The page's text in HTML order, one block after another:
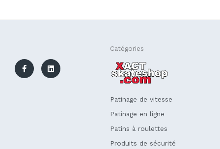
c
e
b
n
k
e
Catégories
Patinage de vitesse
Patinage en ligne
Patins à roulettes
Produits de sécurité